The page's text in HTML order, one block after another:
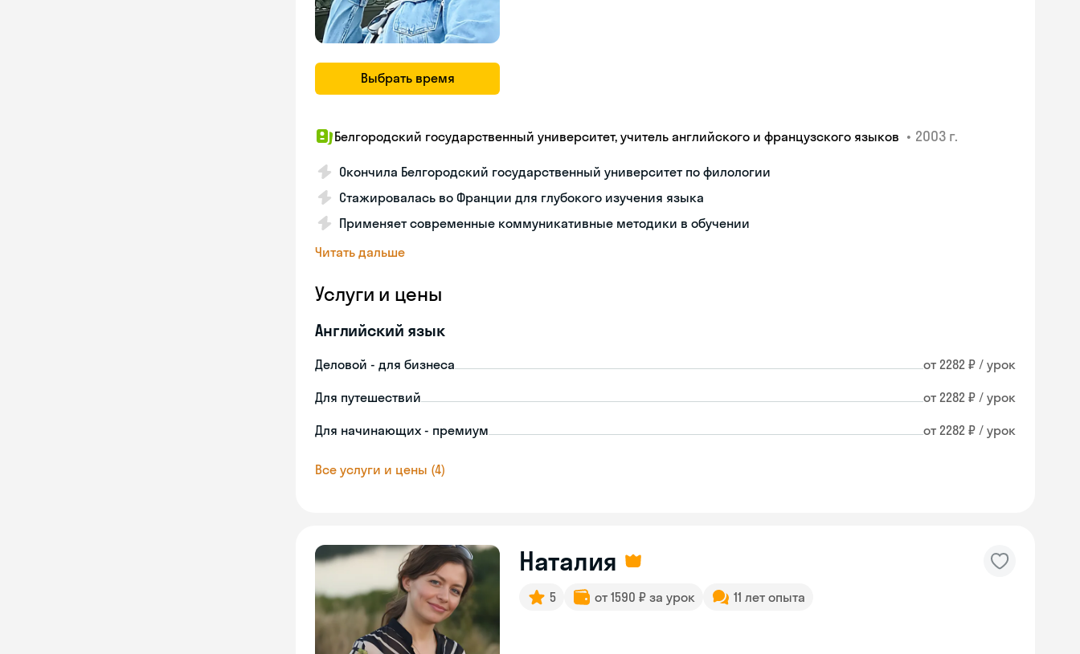
Выбрать время
Белгородский государственный университет, учитель английского и французского языков • 2003 г.
Окончила Белгородский государственный университет по филологии
Стажировалась во Франции для глубокого изучения языка
Применяет современные коммуникативные методики в обучении
Читать дальше
Услуги и цены
Английский язык
Деловой - для бизнеса от 2282 ₽ / урок
Для путешествий от 2282 ₽ / урок
Для начинающих - премиум от 2282 ₽ / урок
Все услуги и цены (4)
Наталия
5 от 1590 ₽ за урок 11 лет опыта